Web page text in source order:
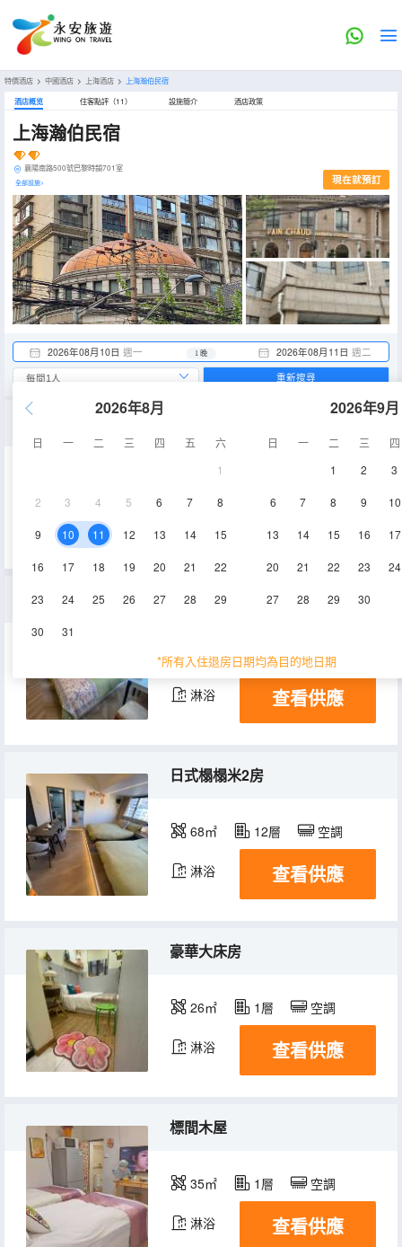
特價酒店 > 中國酒店 > 上海酒店 > 上海瀚伯民宿
酒店概览 住客點評（11） 設施簡介 酒店政策
上海瀚伯民宿
襄陽南路500號巴黎時韻701室
全部設施> 現在就預訂
2026年08月10日 週一 2026年08月11日 週二
1 晚
2026年8月
日 一 二 三 四 五
六
1
2 3 4 5 6 7 8
9 10 11 12 13 14 15
16 17 18 19 20 21 22
23 24 25 26 27 28 29
30 31
2026年9月
日 一 二 三
四
1
2 3
6 7 8 9 10
13 14 15 16 17
20 21 22 23 24
27 28 29 30
*所有入住退房日期均為目的地日期
重新搜尋
空調
温馨三室戶
85㎡ 10層 空調
淋浴 查看供應
日式榻榻米2房
68㎡ 12層 空調
淋浴 查看供應
豪華大床房
26㎡ 1層 空調
淋浴 查看供應
標間木屋
35㎡ 1層 空調
淋浴 查看供應